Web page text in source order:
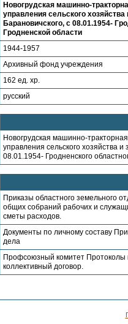
Новогрудская машинно-
управления сельского
Барановичского, с 08.01.1954-
Гродненской области
1944-1957
Архивный фонд учреждения
162 ед. хр.
русский
Новогрудская машинно-
управления сельского хозяйства
08.01.1954- Гродненского
Приказы областного земельного
общих собраний рабочих и
сметы расходов.
Документы по личному составу
дела
Профсоюзный комитет Протоколы
коллективный договор.